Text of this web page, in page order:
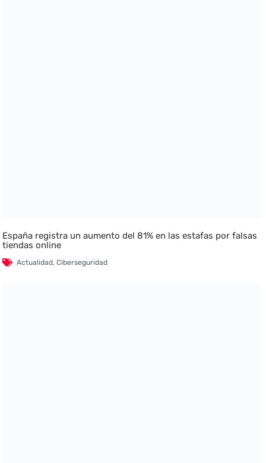
España registra un aumento del 81% en las estafas por falsas
tiendas online
Actualidad,Ciberseguridad